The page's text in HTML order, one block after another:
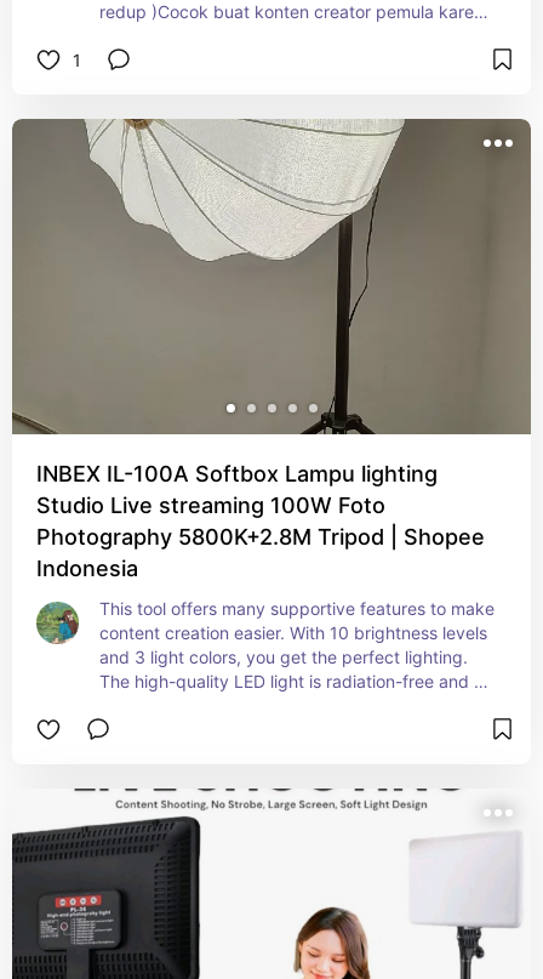
redup )Cocok buat konten creator pemula karena
bawa, buat live streaming atau konten make up
1
INBEX IL-100A Softbox Lampu lighting
Studio Live streaming 100W Foto
Photography 5800K+2.8M Tripod | Shopee
Indonesia
This tool offers many supportive features to make
content creation easier. With 10 brightness levels
and 3 light colors, you get the perfect lighting.
The high-quality LED light is radiation-free and
and comes complete with a light, tripod, and